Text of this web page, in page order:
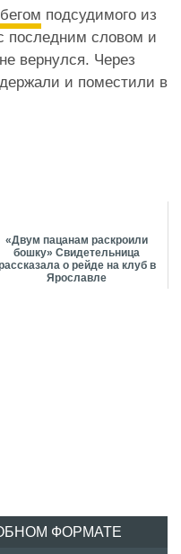
подсудимого из
последним словом и
вернулся. Через
и поместили в
«Двум пацанам раскроили
бошку» Свидетельница
о рейде на клуб в
Ярославле
ФОРМАТЕ